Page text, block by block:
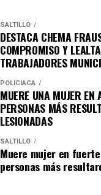
SALTILLO
DESTACA CHEMA
COMPROMISO Y
TRABAJADORES
POLICÍACA
MUERE UNA MUJER EN
PERSONAS MÁS
LESIONADAS
SALTILLO
Muere mujer en
personas más